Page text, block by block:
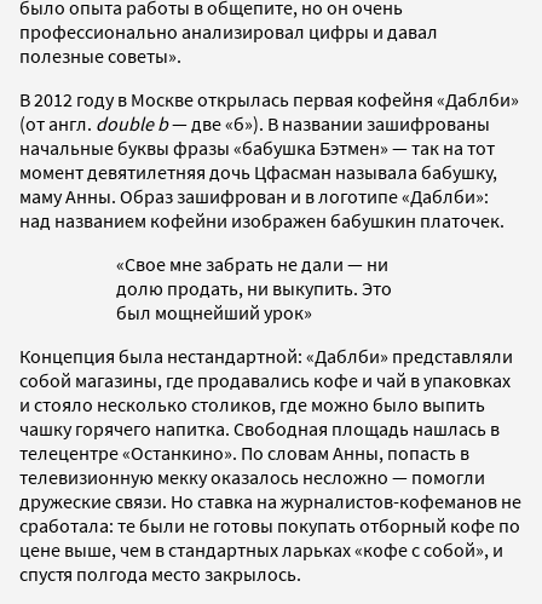
было опыта работы в общепите, но он очень
профессионально анализировал цифры и давал
полезные советы».
В 2012 году в Москве открылась первая кофейня «Даблби»
(от англ. double b— две «б»). В названии зашифрованы
начальные буквы фразы «бабушка Бэтмен» —так на тот
момент девятилетняя дочь Цфасман называла бабушку,
маму Анны. Образ зашифрован и в логотипе «Даблби»:
над названием кофейни изображен бабушкин платочек.
«Свое мне забрать не дали — ни
долю продать, ни выкупить. Это
был мощнейший урок»
Концепция была нестандартной: «Даблби» представляли
собой магазины, где продавались кофе и чай в упаковках
и стояло несколько столиков, где можно было выпить
чашку горячего напитка. Свободная площадь нашлась в
телецентре «Останкино». По словам Анны, попасть в
телевизионную мекку оказалось несложно — помогли
дружеские связи. Но ставка на журналистов-кофеманов не
сработала: те были не готовы покупать отборный кофе по
цене выше, чем в стандартных ларьках «кофе с собой», и
спустя полгода место закрылось.